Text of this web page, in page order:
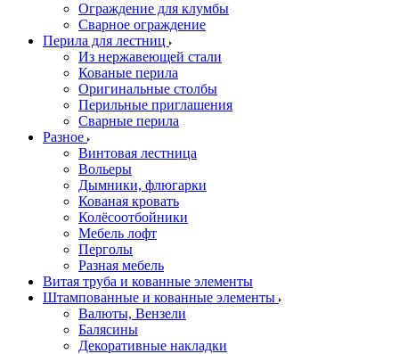
Ограждение для клумбы
Сварное ограждение
Перила для лестниц
Из нержавеющей стали
Кованые перила
Оригинальные столбы
Перильные приглашения
Сварные перила
Разное
Винтовая лестница
Вольеры
Дымники, флюгарки
Кованая кровать
Колёсоотбойники
Мебель лофт
Перголы
Разная мебель
Витая труба и кованные элементы
Штампованные и кованные элементы
Валюты, Вензели
Балясины
Декоративные накладки